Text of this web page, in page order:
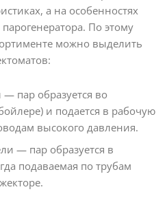
а на особенностях
По этому
можно выделить
пар образуется во
и подается в рабочую
высокого давления.
— пар образуется в
подаваемая по трубам